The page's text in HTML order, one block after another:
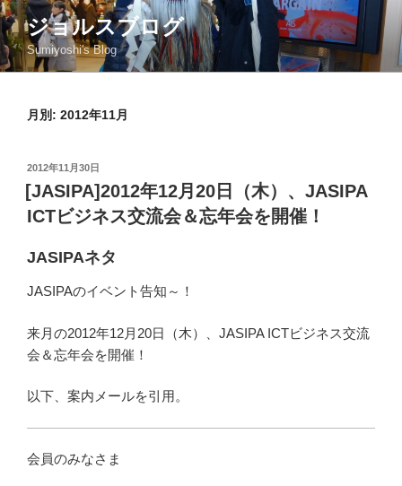
コ
ン
テ
ン
ジョルスブログ
Sumiyoshi's Blog
月別: 2012年11月
投
稿
日:
2012年11月30日
[JASIPA]2012年12月20日（木）、JASIPA
ICTビジネス交流会＆忘年会を開催！
JASIPAネタ
JASIPAのイベント告知～！
来月の2012年12月20日（木）、JASIPA ICTビジネス交流
会＆忘年会を開催！
以下、案内メールを引用。
会員のみなさま